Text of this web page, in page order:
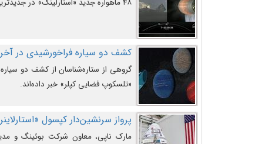
۴۸ ماهواره جدید «استارلینک» در جدیدترین پرتاب شرکت «اسپیس‌ایکس» به مدار زمین رفتند.
کشف دو سیاره فراخورشیدی در
گروهی از ستاره‌شناسان از کشف دو
«تلسکوپ فضایی کپلر» خبر داده‌اند.
پرواز سرنشین‌دار کپسول
مارک ناپی، معاون شرکت بوئینگ و